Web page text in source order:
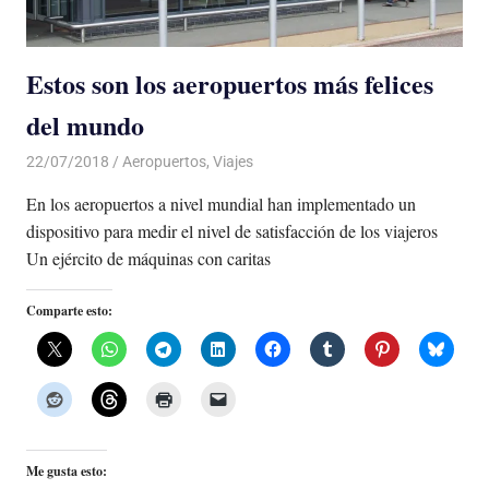
Estos son los aeropuertos más felices
del mundo
22/07/2018 De todo un Poco
Aeropuertos, Viajes
En los aeropuertos a nivel mundial han implementado un
dispositivo para medir el nivel de satisfacción de los viajeros
Un ejército de máquinas con caritas
Comparte esto:
Me gusta esto: